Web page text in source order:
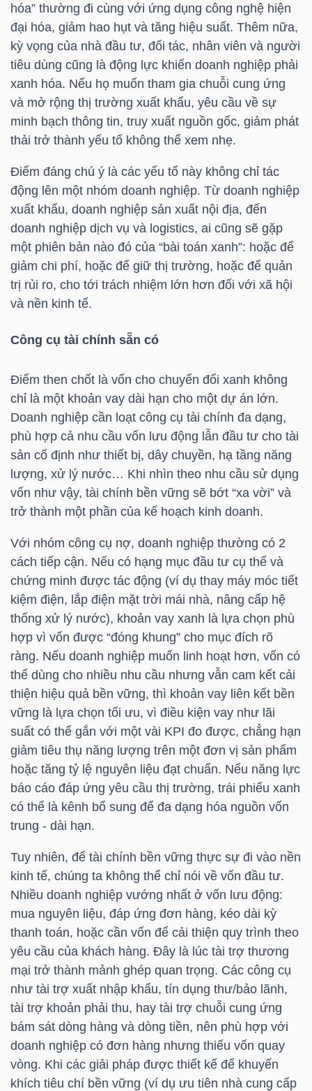
hóa” thường đi cùng với ứng dụng công nghệ hiện
đại hóa, giảm hao hụt và tăng hiệu suất. Thêm nữa,
kỳ vọng của nhà đầu tư, đối tác, nhân viên và người
tiêu dùng cũng là động lực khiến doanh nghiệp phải
xanh hóa. Nếu họ muốn tham gia chuỗi cung ứng
và mở rộng thị trường xuất khẩu, yêu cầu về sự
minh bạch thông tin, truy xuất nguồn gốc, giảm phát
thải trở thành yếu tố không thể xem nhẹ.
Điểm đáng chú ý là các yếu tố này không chỉ tác
động lên một nhóm doanh nghiệp. Từ doanh nghiệp
xuất khẩu, doanh nghiệp sản xuất nội địa, đến
doanh nghiệp dịch vụ và logistics, ai cũng sẽ gặp
một phiên bản nào đó của “bài toán xanh”: hoặc để
giảm chi phí, hoặc để giữ thị trường, hoặc để quản
trị rủi ro, cho tới trách nhiệm lớn hơn đối với xã hội
và nền kinh tế.
Công cụ tài chính sẵn có
Điểm then chốt là vốn cho chuyển đổi xanh không
chỉ là một khoản vay dài hạn cho một dự án lớn.
Doanh nghiệp cần loạt công cụ tài chính đa dạng,
phù hợp cả nhu cầu vốn lưu động lẫn đầu tư cho tài
sản cố định như thiết bị, dây chuyền, hạ tầng năng
lượng, xử lý nước… Khi nhìn theo nhu cầu sử dụng
vốn như vậy, tài chính bền vững sẽ bớt “xa vời” và
trở thành một phần của kế hoạch kinh doanh.
Với nhóm công cụ nợ, doanh nghiệp thường có 2
cách tiếp cận. Nếu có hạng mục đầu tư cụ thể và
chứng minh được tác động (ví dụ thay máy móc tiết
kiệm điện, lắp điện mặt trời mái nhà, nâng cấp hệ
thống xử lý nước), khoản vay xanh là lựa chọn phù
hợp vì vốn được “đóng khung” cho mục đích rõ
ràng. Nếu doanh nghiệp muốn linh hoạt hơn, vốn có
thể dùng cho nhiều nhu cầu nhưng vẫn cam kết cải
thiện hiệu quả bền vững, thì khoản vay liên kết bền
vững là lựa chọn tối ưu, vì điều kiện vay như lãi
suất có thể gắn với một vài KPI đo được, chẳng hạn
giảm tiêu thụ năng lượng trên một đơn vị sản phẩm
hoặc tăng tỷ lệ nguyên liệu đạt chuẩn. Nếu năng lực
báo cáo đáp ứng yêu cầu thị trường, trái phiếu xanh
có thể là kênh bổ sung để đa dạng hóa nguồn vốn
trung - dài hạn.
Tuy nhiên, để tài chính bền vững thực sự đi vào nền
kinh tế, chúng ta không thể chỉ nói về vốn đầu tư.
Nhiều doanh nghiệp vướng nhất ở vốn lưu động:
mua nguyên liệu, đáp ứng đơn hàng, kéo dài kỳ
thanh toán, hoặc cần vốn để cải thiện quy trình theo
yêu cầu của khách hàng. Đây là lúc tài trợ thương
mại trở thành mảnh ghép quan trọng. Các công cụ
như tài trợ xuất nhập khẩu, tín dụng thư/bảo lãnh,
tài trợ khoản phải thu, hay tài trợ chuỗi cung ứng
bám sát dòng hàng và dòng tiền, nên phù hợp với
doanh nghiệp có đơn hàng nhưng thiếu vốn quay
vòng. Khi các giải pháp được thiết kế để khuyến
khích tiêu chí bền vững (ví dụ ưu tiên nhà cung cấp
PHIẾU
PHÁI
SINH
TRÁI
PHIẾU
CÔNG
TRUY
XUẤT
DỮ
LIỆU
Ngành
(-)
VS-
SECTOR
NĂNG
LƯỢNG
NGUYÊN
VẬT
LIỆU
CÔNG
NGHIỆP
KHÔNG
THIẾT